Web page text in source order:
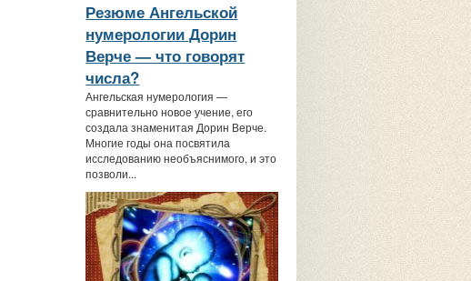
Резюме Ангельской
нумерологии Дорин
Верче — что говорят
числа?
Ангельская нумерология —
сравнительно новое учение, его
создала знаменитая Дорин Верче.
Многие годы она посвятила
исследованию необъяснимого, и это
позволи...